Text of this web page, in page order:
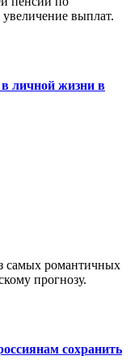
выплат.
личной жизни в
самых романтичных
прогнозу.
сохранить